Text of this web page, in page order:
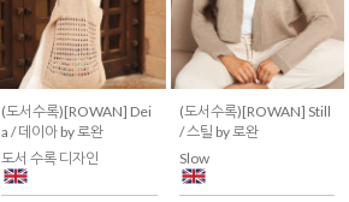
(도서수록)[ROWAN] Dei
a / 데이아 by 로완
도서 수록 디자인
(도서수록)[ROWAN] Still
/ 스틸 by 로완
Slow